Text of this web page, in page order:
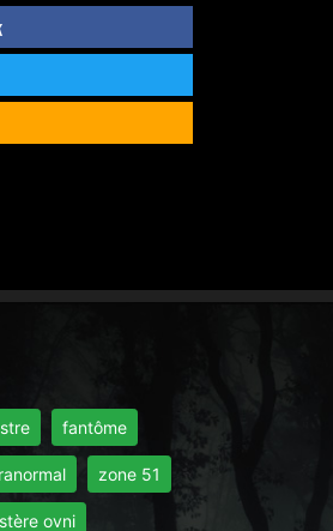
fantôme
zone 51
ovni